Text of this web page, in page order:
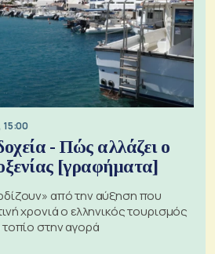
15:00
- Πώς αλλάζει ο
[γραφήματα]
από την αύξηση που
χρονιά ο ελληνικός τουρισμός
τοπίο στην αγορά